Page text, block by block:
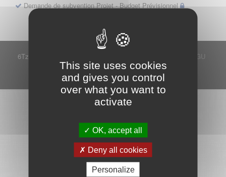
Demande de subvention Projet - Budget Prévisionnel
6Tzen ©2015 - Tous droits réservés
CGU
Plan du site
FAQ
Contact
Ce service est proposé par6Tzen
This site uses cookies
and gives you control
over what you want to
activate
OK, accept all
Deny all cookies
Personalize